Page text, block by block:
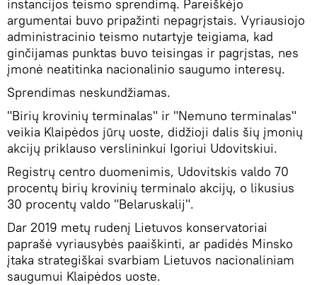
instancijos teismo sprendimą. Pareiškėjo
argumentai buvo pripažinti nepagrįstais. Vyriausiojo
administracinio teismo nutartyje teigiama, kad
ginčijamas punktas buvo teisingas ir pagrįstas, nes
įmonė neatitinka nacionalinio saugumo interesų.
Sprendimas neskundžiamas.
"Birių krovinių terminalas" ir "Nemuno terminalas"
veikia Klaipėdos jūrų uoste, didžioji dalis šių įmonių
akcijų priklauso verslininkui Igoriui Udovitskiui.
Registrų centro duomenimis, Udovitskis valdo 70
procentų birių krovinių terminalo akcijų, o likusius
30 procentų valdo "Belaruskalij".
Dar 2019 metų rudenį Lietuvos konservatoriai
paprašė vyriausybės paaiškinti, ar padidės Minsko
įtaka strategiškai svarbiam Lietuvos nacionaliniam
saugumui Klaipėdos uoste.